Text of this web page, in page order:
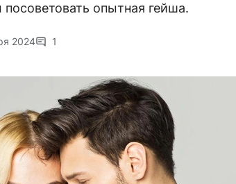
опытная гейша.
2024 1